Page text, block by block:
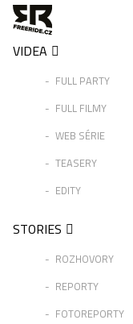
VIDEA
FULL PARTY
FULL FILMY
WEB SÉRIE
TEASERY
EDITY
STORIES
ROZHOVORY
REPORTY
FOTOREPORTY